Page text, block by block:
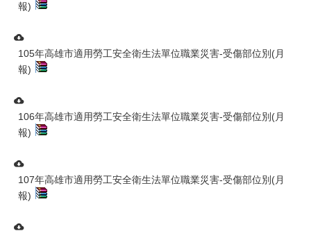
報)
105年高雄市適用勞工安全衛生法單位職業災害-受傷部位別(月
報)
106年高雄市適用勞工安全衛生法單位職業災害-受傷部位別(月
報)
107年高雄市適用勞工安全衛生法單位職業災害-受傷部位別(月
報)